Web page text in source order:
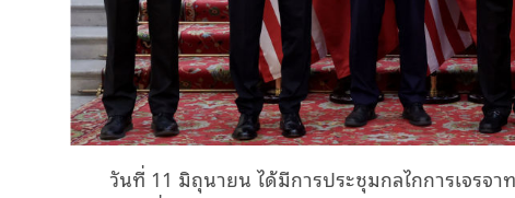
วันที่ 11 มิถุนายน ได้มีการประชุมกลไกการเจรจ